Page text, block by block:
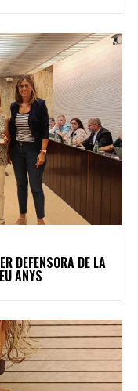
DEFENSORA DE LA
ANYS